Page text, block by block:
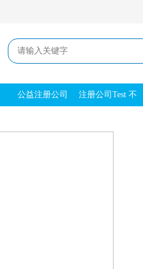
公益注册公司 注册公司Test 不